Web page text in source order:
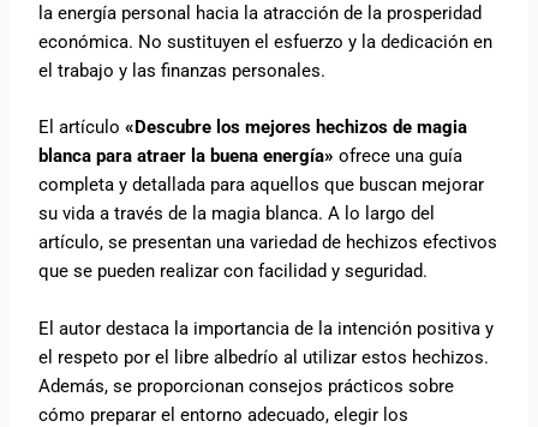
la energía personal hacia la atracción de la prosperidad
económica. No sustituyen el esfuerzo y la dedicación en
el trabajo y las finanzas personales.
El artículo«Descubre los mejores hechizos de magia
blanca para atraer la buena energía»ofrece una guía
completa y detallada para aquellos que buscan mejorar
su vida a través de la magia blanca. A lo largo del
artículo, se presentan una variedad de hechizos efectivos
que se pueden realizar con facilidad y seguridad.
El autor destaca la importancia de la intención positiva y
el respeto por el libre albedrío al utilizar estos hechizos.
Además, se proporcionan consejos prácticos sobre
cómo preparar el entorno adecuado, elegir los